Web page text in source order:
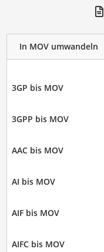
In MOV umwandeln
3GP bis MOV
3GPP bis MOV
AAC bis MOV
AI bis MOV
AIF bis MOV
AIFC bis MOV